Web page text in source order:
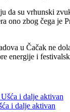
da su vrhunski
ono zbog čega je
u Čačak ne
energije i
i dalje aktivan